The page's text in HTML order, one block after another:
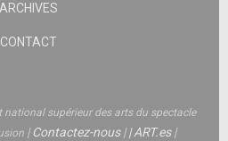
ARCHIVES
CONTACT
national supérieur des arts du spectacle
|Contactez-nous||ART.es|